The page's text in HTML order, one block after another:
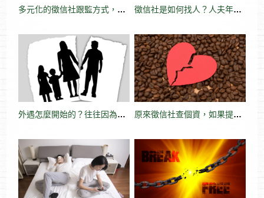
多元化的徵信社跟監方式，都是為了協助外遇的受害者 徵信社是如何找人？人夫年輕時候的風流，導致私生子長大後尋找親生父親
外遇怎麼開始的？往往因為夫妻有了糾結而不敢溝通，最後變得很嚴重 原來徵信社查個資，如果提供資訊越詳細，費用可以越便宜